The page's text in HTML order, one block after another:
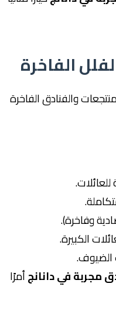
الفاخرة
والفنادق الفاخرة
وفاخرة).
الكبيرة.
في دانانجأمرًا